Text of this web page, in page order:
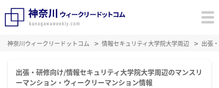
神奈川ウィークリードットコム 情報セキュリティ大学院大学周辺 出張
出張・研修向け/情報セキュリティ大学院大学周辺のマンスリ
ーマンション・ウィークリーマンション情報